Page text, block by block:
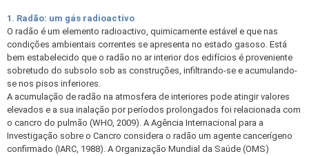
1. Radão: um gás radioactivo
O radão é um elemento radioactivo, quimicamente estável e que nas
condições ambientais correntes se apresenta no estado gasoso. Está
bem estabelecido que o radão no ar interior dos edifícios é proveniente
sobretudo do subsolo sob as construções, infiltrando-se e acumulando-
se nos pisos inferiores.
A acumulação de radão na atmosfera de interiores pode atingir valores
elevados e a sua inalação por períodos prolongados foi relacionada com
o cancro do pulmão (WHO, 2009). A Agência Internacional para a
Investigação sobre o Cancro considera o radão um agente cancerígeno
confirmado (IARC, 1988). A Organização Mundial da Saúde (OMS)